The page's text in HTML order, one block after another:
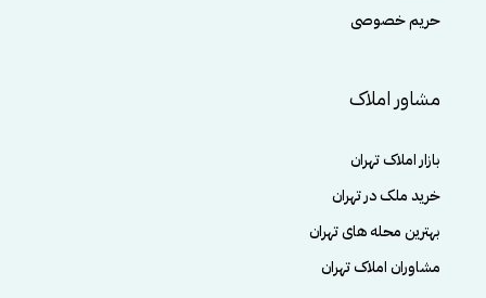
حریم خصوصی
مشاور املاک
بازار املاک تهران
خرید ملک در تهران
بهترین محله های تهران
مشاوران املاک تهران